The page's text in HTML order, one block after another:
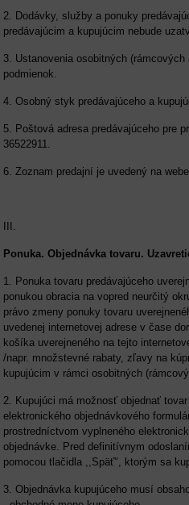
2. Dodávky, služby a ponuky
predávajúcim a kupujúcim nebude
3. Ustanovenia osobitných
podmienok.
4. Osobný styk predávajúceho a
5. Poštová adresa predávajúceho pre
6. Zoznam predajní je uvedený na webe
III.
Ponuka. Objednávka tovaru.
1. Ponuka tovaru predávajúceho
ponukou obracia na vopred neurčitý
právo zmeny ponuky tovaru
uvedenej internetovej adrese v čase
košíka uverejneného na tejto
/napr. množstevné rabaty, zľavy na
kupujúcim v rámci osobitných
2. Kupujúci má možnosť objednať
elektronického objednávkového
prostredníctvom vyplneného
objednávke. Pred definitívnym
pomocou tlačidla ,,Späť", ktorým sa
3. Objednávka kupujúceho musí